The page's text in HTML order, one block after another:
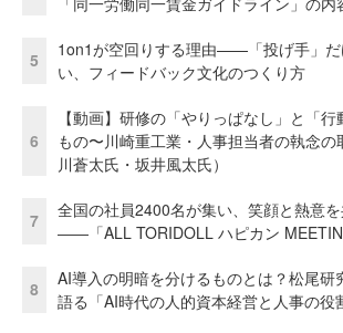
5
1on1が空回りする理由——「投げ手」だ
い、フィードバック文化のつくり方
6
【動画】研修の「やりっぱなし」と「
もの〜川崎重工業・人事担当者の執念
川蒼太氏・坂井風太氏）
7
全国の社員2400名が集い、笑顔と熱意
――「ALL TORIDOLL ハピカン
8
AI導入の明暗を分けるものとは？松尾研
語る「AI時代の人的資本経営と人事の役